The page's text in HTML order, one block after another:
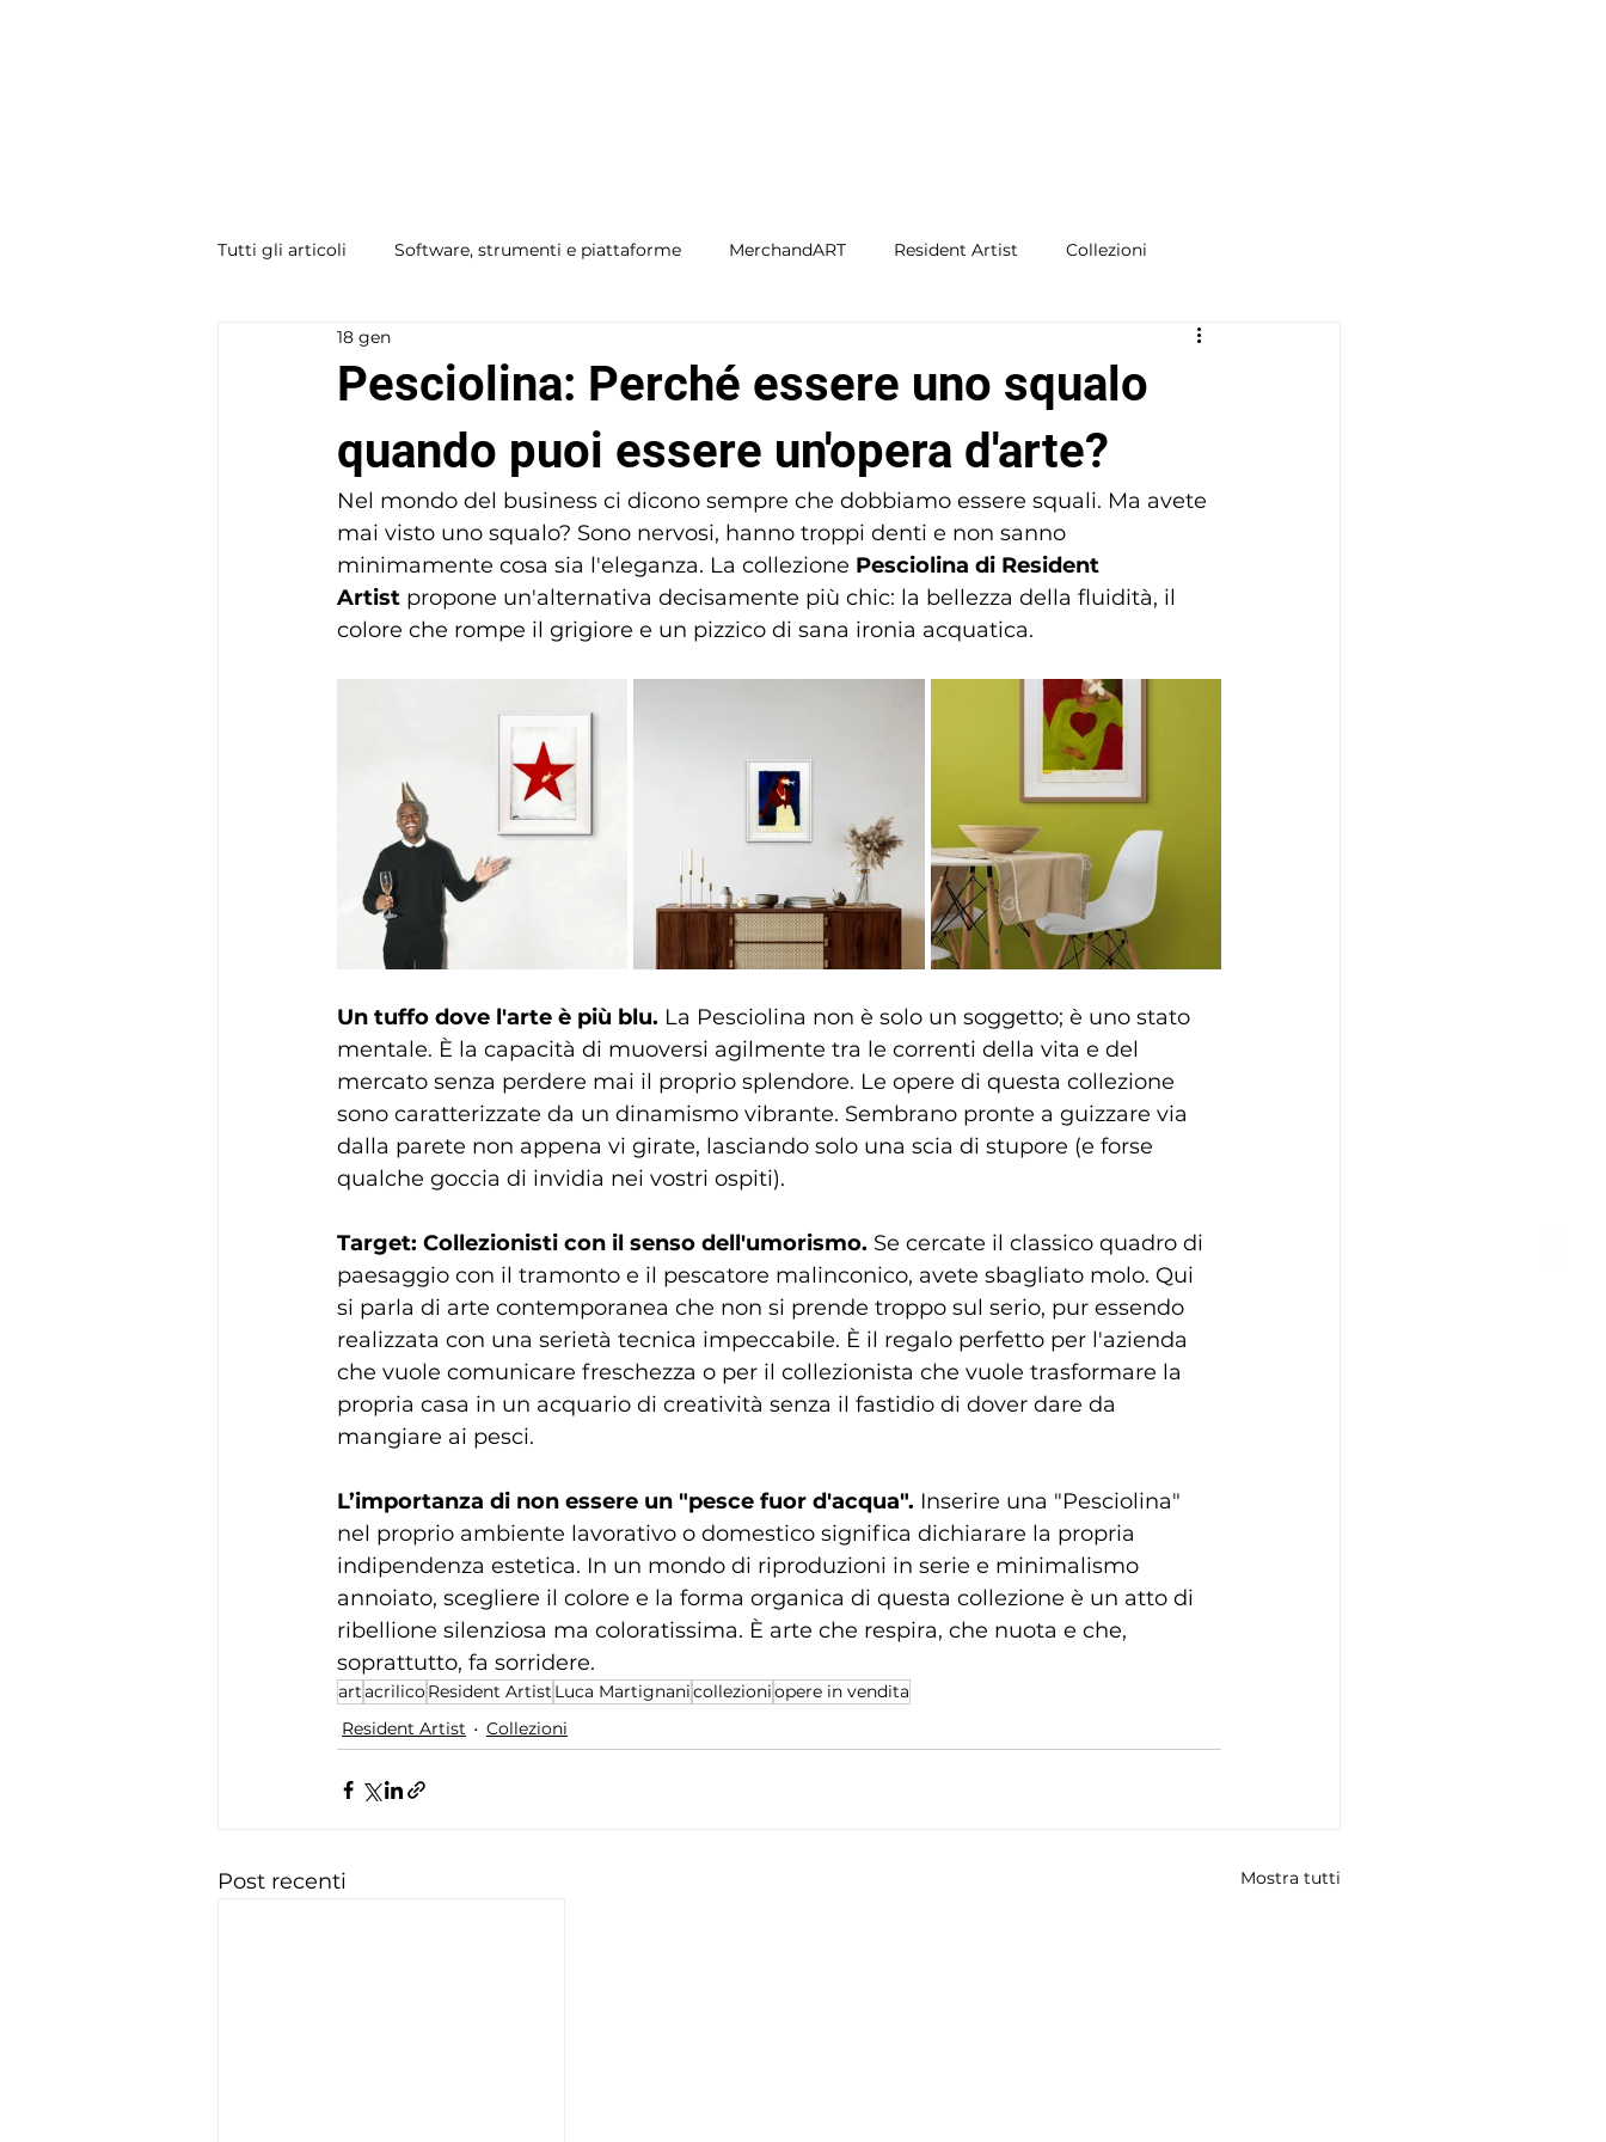
Tutti gli articoli Software, strumenti e piattaforme MerchandART Resident Artist Collezioni
Disponibile: Print on Demand & Stoc
Pesciolina: Perché essere uno squalo
quando puoi essere un'opera d'arte?
18 gen
Nel mondo del business ci dicono sempre che dobbiamo essere squali. Ma avete
mai visto uno squalo? Sono nervosi, hanno troppi denti e non sanno
minimamente cosa sia l'eleganza. La collezione Pesciolina di Resident
Artist propone un'alternativa decisamente più chic: la bellezza della fluidità, il
colore che rompe il grigiore e un pizzico di sana ironia acquatica.
Un tuffo dove l'arte è più blu. La Pesciolina non è solo un soggetto; è uno stato
mentale. È la capacità di muoversi agilmente tra le correnti della vita e del
mercato senza perdere mai il proprio splendore. Le opere di questa collezione
sono caratterizzate da un dinamismo vibrante. Sembrano pronte a guizzare via
dalla parete non appena vi girate, lasciando solo una scia di stupore (e forse
qualche goccia di invidia nei vostri ospiti).
Target: Collezionisti con il senso dell'umorismo. Se cercate il classico quadro di
paesaggio con il tramonto e il pescatore malinconico, avete sbagliato molo. Qui
si parla di arte contemporanea che non si prende troppo sul serio, pur essendo
realizzata con una serietà tecnica impeccabile. È il regalo perfetto per l'azienda
che vuole comunicare freschezza o per il collezionista che vuole trasformare la
propria casa in un acquario di creatività senza il fastidio di dover dare da
mangiare ai pesci.
L’importanza di non essere un "pesce fuor d'acqua". Inserire una "Pesciolina"
nel proprio ambiente lavorativo o domestico significa dichiarare la propria
indipendenza estetica. In un mondo di riproduzioni in serie e minimalismo
annoiato, scegliere il colore e la forma organica di questa collezione è un atto di
ribellione silenziosa ma coloratissima. È arte che respira, che nuota e che,
soprattutto, fa sorridere.
artacrilicoResident Artist Luca Martignanicollezioniopere in vendita
Resident Artist
Collezioni
Post recenti Mostra tutti